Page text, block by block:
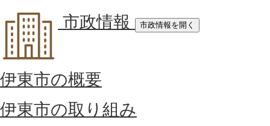
市政情報
市政情報を開く
伊東市の概要
伊東市の取り組み